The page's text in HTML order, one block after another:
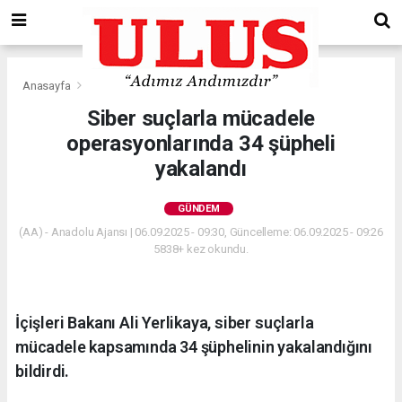
Anasayfa Gündem
Siber suçlarla mücadele
operasyonlarında 34 şüpheli
yakalandı
GÜNDEM
(AA) - Anadolu Ajansı | 06.09.2025 - 09:30, Güncelleme: 06.09.2025 - 09:26
5838+ kez okundu.
İçişleri Bakanı Ali Yerlikaya, siber suçlarla
mücadele kapsamında 34 şüphelinin yakalandığını
bildirdi.